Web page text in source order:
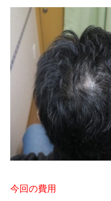
今回の費用